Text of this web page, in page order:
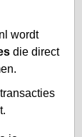
wordt
die direct